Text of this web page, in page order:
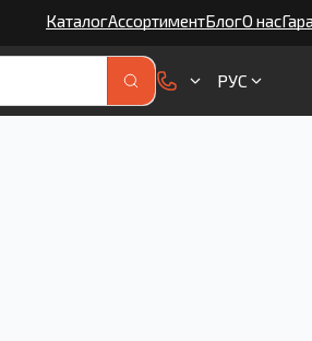
КаталогАссортиментБлогО нас
РУС